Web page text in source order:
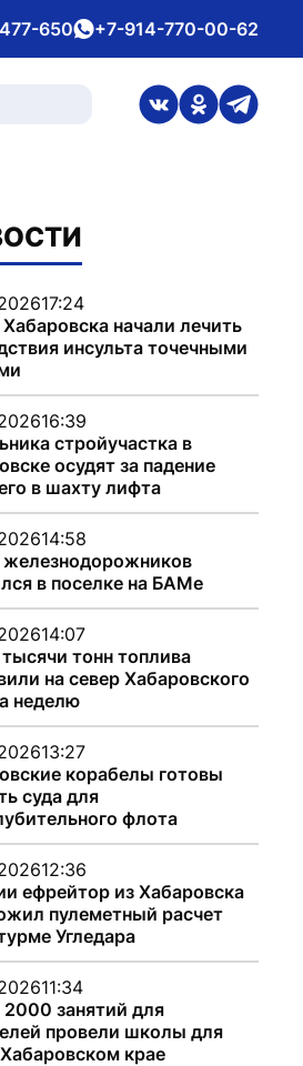
650whatsApp
+7-914-770-00-62
ссылка на
ссылка на
17:24
начали лечить
инсульта точечными
16:39
стройучастка в
осудят за падение
в шахту лифта
14:58
железнодорожников
в поселке на БАМе
14:07
тонн топлива
на север Хабаровского
неделю
13:27
корабелы готовы
суда для
флота
12:36
ефрейтор из Хабаровска
пулеметный расчет
Угледара
11:34
занятий для
провели школы для
крае